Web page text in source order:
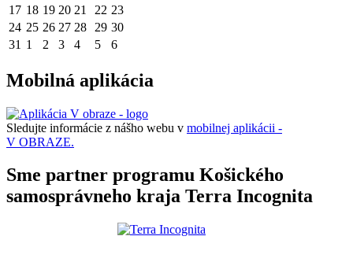
17 18 19 20 21 22 23
24 25 26 27 28 29 30
31 1 2 3 4 5 6
Mobilná aplikácia
Sledujte informácie z nášho webu v mobilnej aplikácii -
V OBRAZE.
Sme partner programu Košického
samosprávneho kraja Terra Incognita